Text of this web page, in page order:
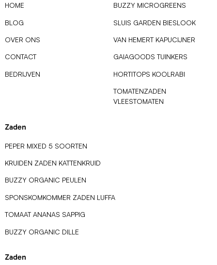
HOME
BLOG
OVER ONS
CONTACT
BEDRIJVEN
BUZZY MICROGREENS
SLUIS GARDEN BIESLOOK
VAN HEMERT KAPUCIJNER
GAIAGOODS TUINKERS
HORTITOPS KOOLRABI
TOMATENZADEN
VLEESTOMATEN
Zaden
PEPER MIXED 5 SOORTEN
KRUIDEN ZADEN KATTENKRUID
BUZZY ORGANIC PEULEN
SPONSKOMKOMMER ZADEN LUFFA
TOMAAT ANANAS SAPPIG
BUZZY ORGANIC DILLE
Zaden